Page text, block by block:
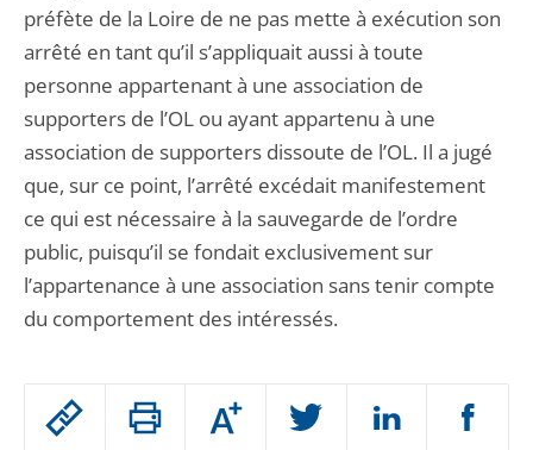
Passer
Augmenter
ou
préfète de la Loire de ne pas mette à exécution son
arrêté en tant qu’il s’appliquait aussi à toute
personne appartenant à une association de
supporters de l’OL ou ayant appartenu à une
association de supporters dissoute de l’OL. Il a jugé
que, sur ce point, l’arrêté excédait manifestement
ce qui est nécessaire à la sauvegarde de l’ordre
public, puisqu’il se fondait exclusivement sur
l’appartenance à une association sans tenir compte
du comportement des intéressés.